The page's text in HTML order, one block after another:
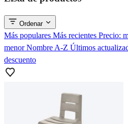
Ordenar
Más populares Más recientes Precio:
menorNombre A-Z Últimos
descuento